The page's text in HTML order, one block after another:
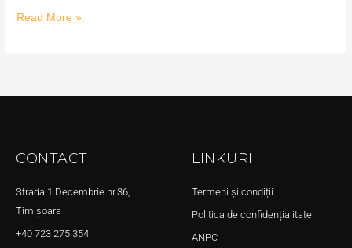
Read More »
CONTACT
Strada 1 Decembrie nr.36,
Timișoara
+40 723 275 354
LINKURI
Termeni și condiții
Politica de confidențialitate
ANPC